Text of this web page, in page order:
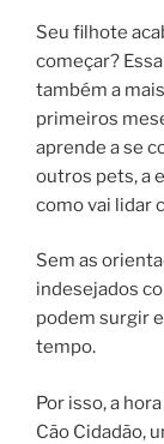
Seu filhote
começar?
também a
primeiros
aprende a se
outros pets, a
como vai lidar
Sem as
indesejados
podem surgir
tempo.
Por isso, a
Cão Cidadão,